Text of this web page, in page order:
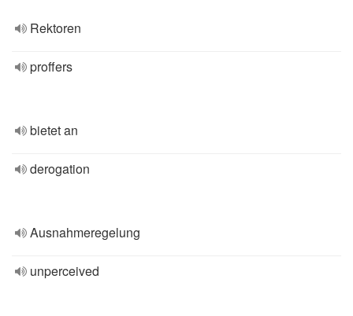
Rektoren
proffers
bietet an
derogation
Ausnahmeregelung
unperceived